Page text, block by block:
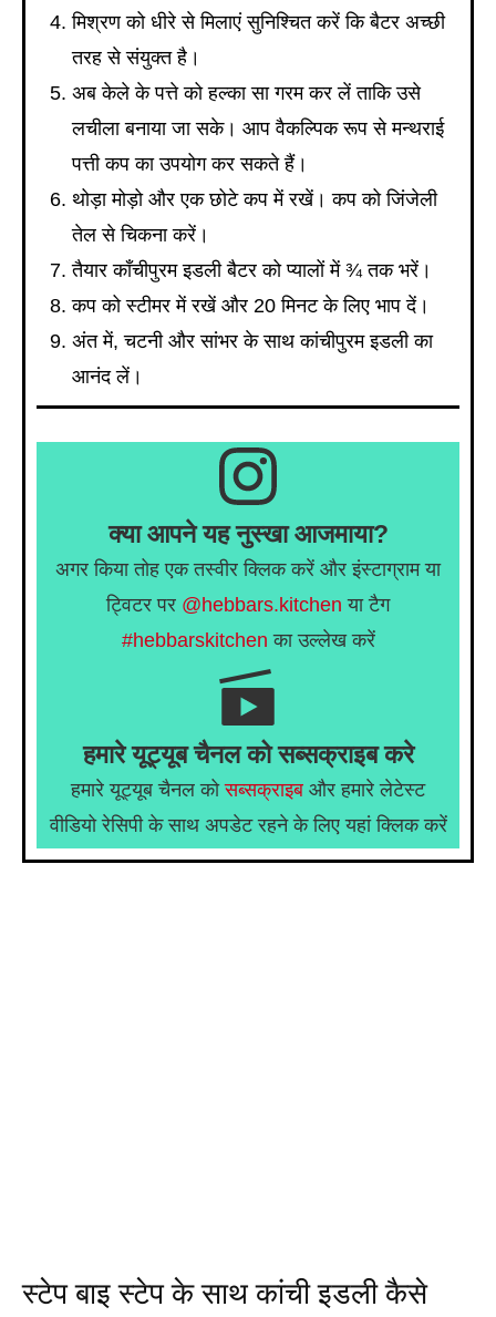
मिश्रण को धीरे से मिलाएं सुनिश्चित करें कि बैटर अच्छी
तरह से संयुक्त है।
अब केले के पत्ते को हल्का सा गरम कर लें ताकि उसे
लचीला बनाया जा सके। आप वैकल्पिक रूप से मन्थराई
पत्ती कप का उपयोग कर सकते हैं।
थोड़ा मोड़ो और एक छोटे कप में रखें। कप को जिंजेली
तेल से चिकना करें।
तैयार काँचीपुरम इडली बैटर को प्यालों में ¾ तक भरें।
कप को स्टीमर में रखें और 20 मिनट के लिए भाप दें।
अंत में, चटनी और सांभर के साथ कांचीपुरम इडली का
आनंद लें।
क्या आपने यह नुस्खा आजमाया?
अगर किया तोह एक तस्वीर क्लिक करें और इंस्टाग्राम या
ट्विटर पर @hebbars.kitchen या टैग
#hebbarskitchen का उल्लेख करें
हमारे यूट्यूब चैनल को सब्सक्राइब करे
हमारे यूट्यूब चैनल कोसब्सक्राइब और हमारे लेटेस्ट
वीडियो रेसिपी के साथ अपडेट रहने के लिए यहां क्लिक करें
स्टेप बाइ स्टेप के साथ कांची इडली कैसे